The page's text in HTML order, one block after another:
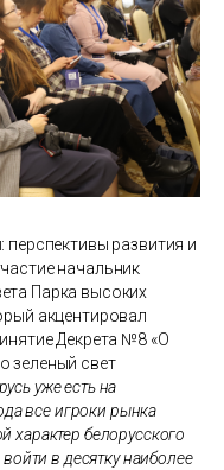
развития и
начальник
Парка высоких
акцентировал
Декрета №8 «О
зеленый свет
уже есть на
все игроки рынка
белорусского
в десятку наиболее